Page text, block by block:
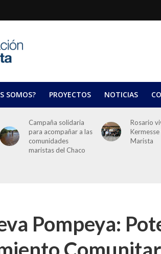
SOMOS? PROYECTOS NOTICIAS
Campaña solidaria
para acompañar a las
comunidades
maristas del Chaco
Rosario
Marista
Pompeya: